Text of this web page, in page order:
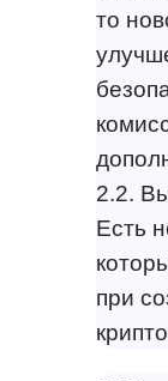
то
2.2.
Есть
при